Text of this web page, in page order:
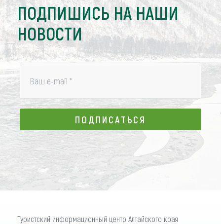
ПОДПИШИСЬ НА НАШИ
НОВОСТИ
Ваш e-mail *
ПОДПИСАТЬСЯ
ПОДПИСАТЬСЯ
Туристский информационный центр Алтайского края